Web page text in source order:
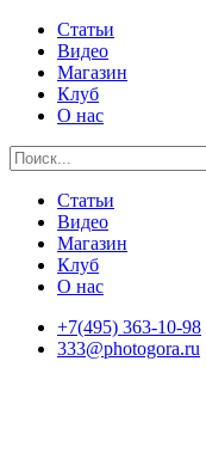
Статьи
Видео
Магазин
Клуб
О нас
Статьи
Видео
Магазин
Клуб
О нас
+7(495) 363-10-98
333@photogora.ru